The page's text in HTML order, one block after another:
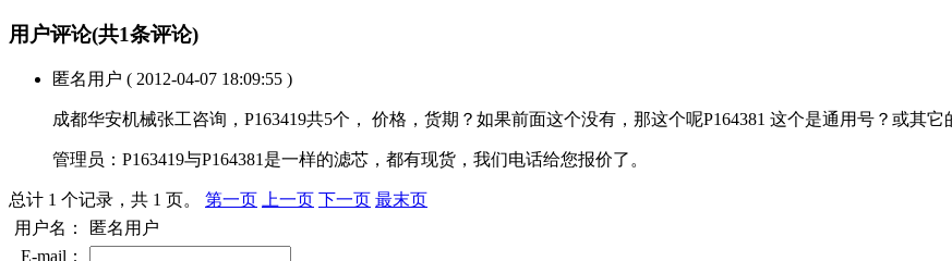
用户评论(共1条评论)
匿名用户 ( 2012-04-07 18:09:55 )
成都华安机械张工咨询，P163419共5个， 价格，货期？如果前面这个没有，那这个呢P164381 这个是通用号？或其它
管理员： P163419与P164381是一样的滤芯，都有现货，我们电话给您报价了。
总计 1 个记录，共 1 页。 第一页 上一页 下一页 最末页
用户名：
匿名用户
E-mail：